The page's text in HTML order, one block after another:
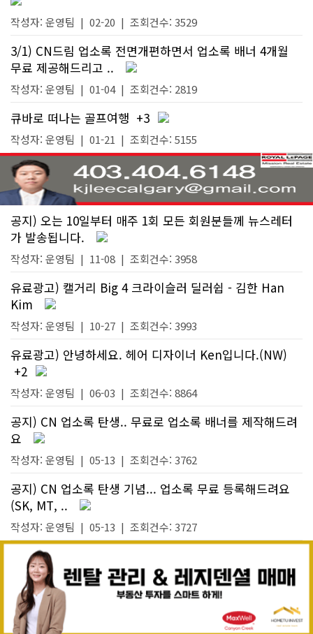
작성자: 운영팀 | 02-20 | 조회건수: 3529
3/1) CN드림 업소록 전면개편하면서 업소록 배너 4개월
무료 제공해드리고 ..
작성자: 운영팀 | 01-04 | 조회건수: 2819
큐바로 떠나는 골프여행 +3
작성자: 운영팀 | 01-21 | 조회건수: 5155
공지) 오는 10일부터 매주 1회 모든 회원분들께 뉴스레터
가 발송됩니다.
작성자: 운영팀 | 11-08 | 조회건수: 3958
유료광고) 캘거리 Big 4 크라이슬러 딜러쉽 - 김한 Han
Kim
작성자: 운영팀 | 10-27 | 조회건수: 3993
유료광고) 안녕하세요. 헤어 디자이너 Ken입니다.(NW)
+2
작성자: 운영팀 | 06-03 | 조회건수: 8864
공지) CN 업소록 탄생.. 무료로 업소록 배너를 제작해드려
요
작성자: 운영팀 | 05-13 | 조회건수: 3762
공지) CN 업소록 탄생 기념... 업소록 무료 등록해드려요
(SK, MT, ..
작성자: 운영팀 | 05-13 | 조회건수: 3727